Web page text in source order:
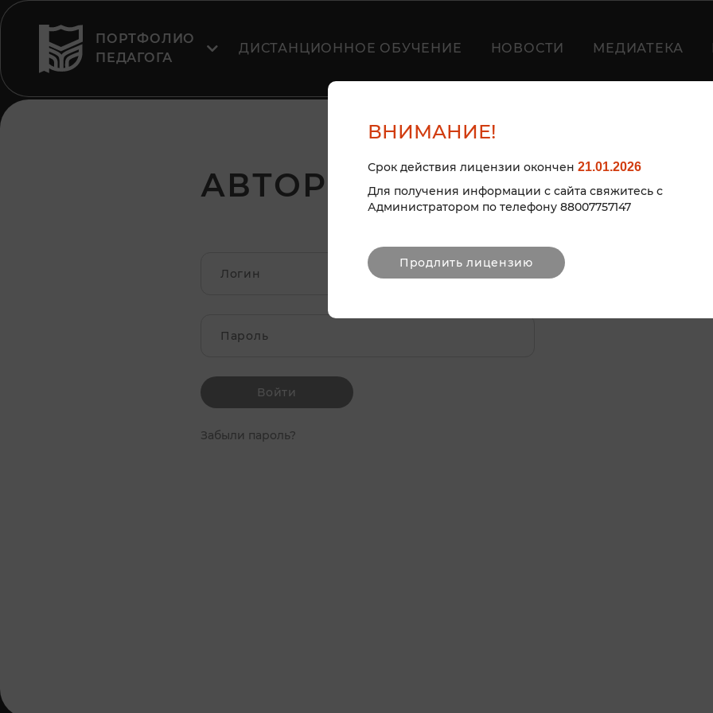
ПОРТФОЛИО
ПЕДАГОГА
ДИСТАНЦИОННОЕ ОБУЧЕНИЕ НОВОСТИ МЕДИАТЕКА
АВТОРИЗАЦИЯ
Войти
Забыли пароль?
ВНИМАНИЕ!
Срок действия лицензии окончен 21.01.2026
Для получения информации с сайта свяжитесь с
Администратором по телефону 88007757147
Продлить лицензию